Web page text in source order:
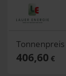
Tonnenpreis
406,60 €